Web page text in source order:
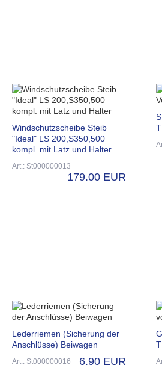
Windschutzscheibe Steib
"Ideal" LS 200,S350,500
kompl. mit Latz und Halter
Art.: St000000013
179.00 EUR
Lederriemen (Sicherung der
Anschlüsse) Beiwagen
Art.: St000000016 6.90 EUR